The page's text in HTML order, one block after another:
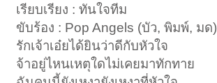
เรียบเรียง : ทันใจทีม
ขับร้อง : Pop Angels (บัว, พิมพ์, มด)
รักเจ้าเอ๋ยได้ยินว่าดีกับหัวใจ
จ้าอยู่ไหนเหตุใดไม่เคยมาทักทาย